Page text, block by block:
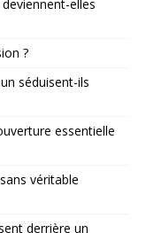
elles
?
séduisent-ils
essentielle
véritable
derrière un